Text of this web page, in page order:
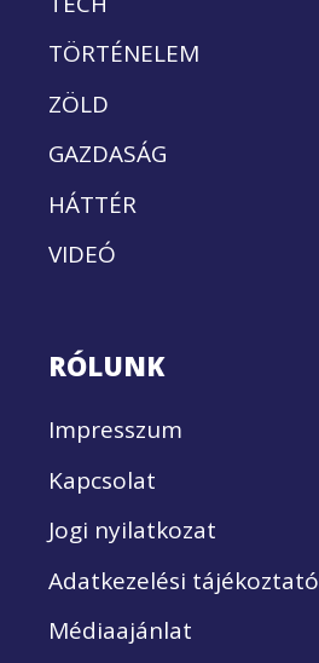
TÖRTÉNELEM
ZÖLD
GAZDASÁG
HÁTTÉR
VIDEÓ
RÓLUNK
Impresszum
Kapcsolat
Jogi nyilatkozat
Adatkezelési tájékoztató
Médiaajánlat